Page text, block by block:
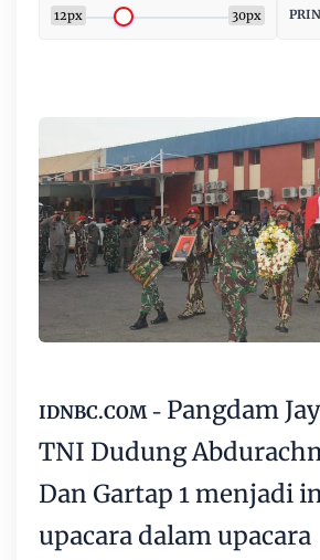
12px 30px
IDNBC.COM - Pangdam
TNI Dudung
Dan Gartap 1 menjadi
upacara dalam upacara